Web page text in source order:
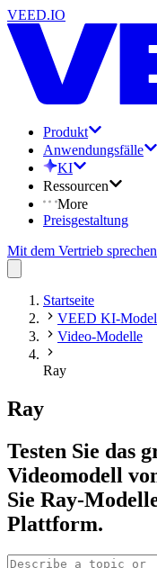
VEED.IO
Produkt
Anwendungsfälle
KI
Ressourcen
More
Preisgestaltung
Mit dem Vertrieb sprechen
Startseite
VEED KI-
Video-Modelle
Ray
Ray
Testen Sie das
Videomodell
Sie Ray-
Plattform.